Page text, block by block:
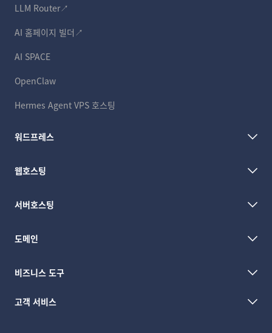
LLM Router↗
AI 홈페이지 빌더↗
AI SPACE
OpenClaw
Hermes Agent VPS 호스팅
워드프레스
웹호스팅
서버호스팅
도메인
비즈니스 도구
고객 서비스